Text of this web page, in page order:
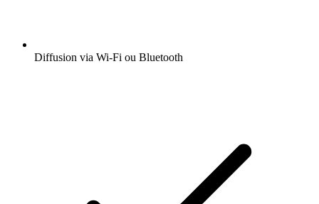
Diffusion via Wi-Fi ou Bluetooth